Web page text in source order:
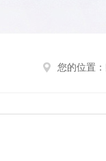
您的位置：